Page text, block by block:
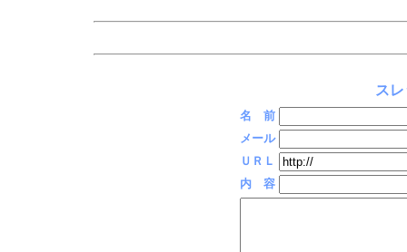
ス
名 前
メール
ＵＲＬ
内 容